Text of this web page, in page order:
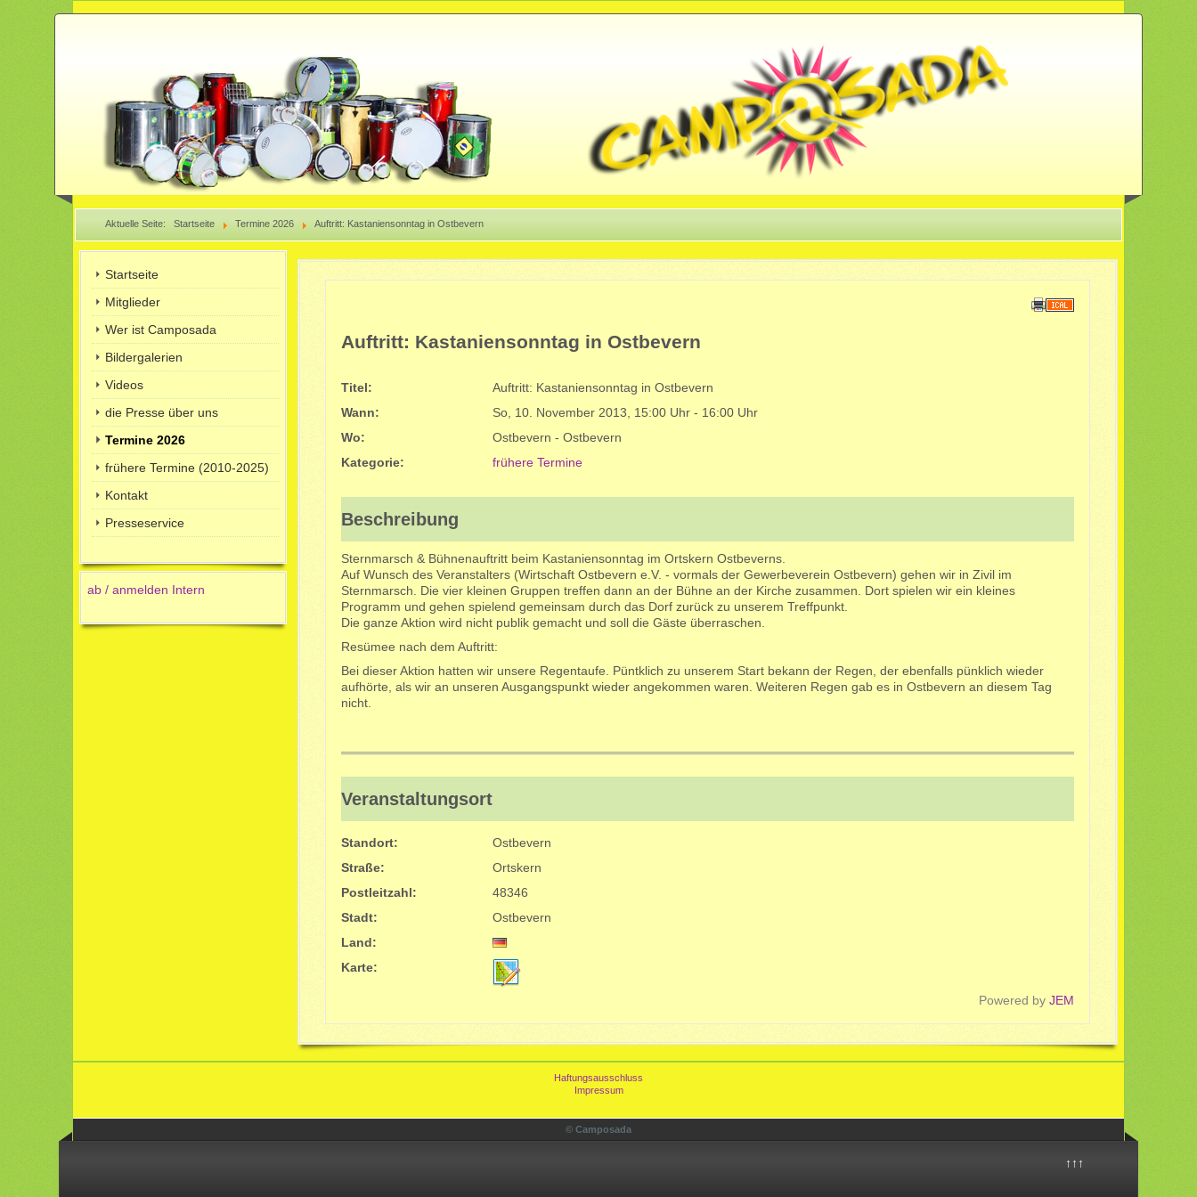
Aktuelle Seite:Startseite Termine 2026 Auftritt: Kastaniensonntag in Ostbevern
Startseite
Mitglieder
Wer ist Camposada
Bildergalerien
Videos
die Presse über uns
Termine 2026
frühere Termine (2010-2025)
Kontakt
Presseservice
ab / anmelden Intern
Auftritt: Kastaniensonntag in Ostbevern
Titel:
Auftritt: Kastaniensonntag in Ostbevern
Wann:
So, 10. November 2013 15:00 Uhr- 16:00 Uhr
Wo:
Ostbevern - Ostbevern
Kategorie:
frühere Termine
Beschreibung
Sternmarsch & Bühnenauftritt beim Kastaniensonntag im Ortskern Ostbeverns.
Auf Wunsch des Veranstalters (Wirtschaft Ostbevern e.V. - vormals der Gewerbeverein Ostbevern) gehen wir in Zivil im
Sternmarsch. Die vier kleinen Gruppen treffen dann an der Bühne an der Kirche zusammen. Dort spielen wir ein kleines
Programm und gehen spielend gemeinsam durch das Dorf zurück zu unserem Treffpunkt.
Die ganze Aktion wird nicht publik gemacht und soll die Gäste überraschen.
Resümee nach dem Auftritt:
Bei dieser Aktion hatten wir unsere Regentaufe. Püntklich zu unserem Start bekann der Regen, der ebenfalls pünklich wieder
aufhörte, als wir an unseren Ausgangspunkt wieder angekommen waren. Weiteren Regen gab es in Ostbevern an diesem Tag
nicht.
Veranstaltungsort
Standort:
Ostbevern
Straße:
Ortskern
Postleitzahl:
48346
Stadt:
Ostbevern
Land:
Karte:
Powered byJEM
Haftungsausschluss
Impressum
© Camposada
↑↑↑